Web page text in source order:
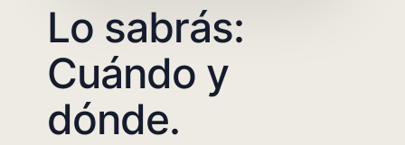
Lo sabrás:
Cuándo y
dónde.